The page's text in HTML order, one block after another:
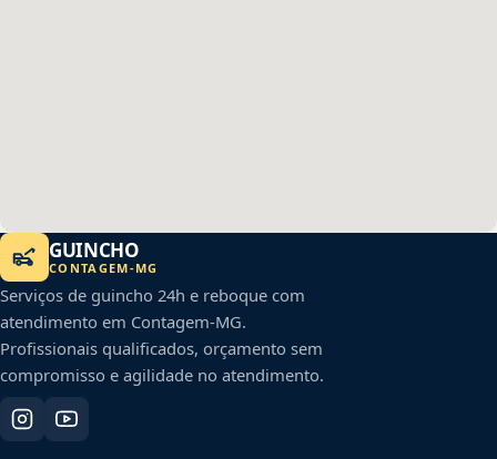
GUINCHO
CONTAGEM-MG
Serviços de guincho 24h e reboque com
atendimento em Contagem-MG.
Profissionais qualificados, orçamento sem
compromisso e agilidade no atendimento.